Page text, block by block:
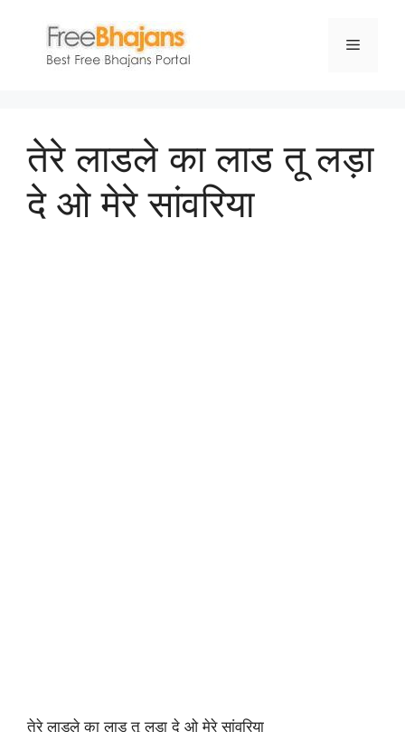
content
Menu
तेरे लाडले का लाड तू लड़ा
दे ओ मेरे सांवरिया
तेरे लाडले का लाड तू लड़ा दे ओ मेरे सांवरिया